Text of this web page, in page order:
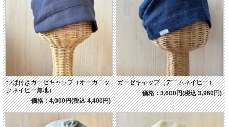
つば付きガーゼキャップ（オーガニッ
クネイビー無地）
価格：4,000円(税込 4,400円)
ガーゼキャップ（デニムネイビー）
価格：3,600円(税込 3,960円)